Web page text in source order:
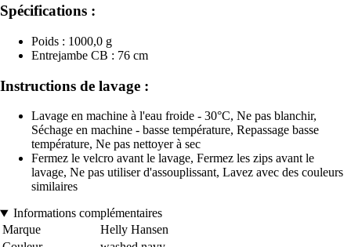
Spécifications :
Poids : 1000,0 g
Entrejambe CB : 76 cm
Instructions de lavage :
Lavage en machine à l'eau froide - 30°C, Ne pas blanchir,
Séchage en machine - basse température, Repassage basse
température, Ne pas nettoyer à sec
Fermez le velcro avant le lavage, Fermez les zips avant le
lavage, Ne pas utiliser d'assouplissant, Lavez avec des couleurs
similaires
Informations complémentaires
Marque
Helly Hansen